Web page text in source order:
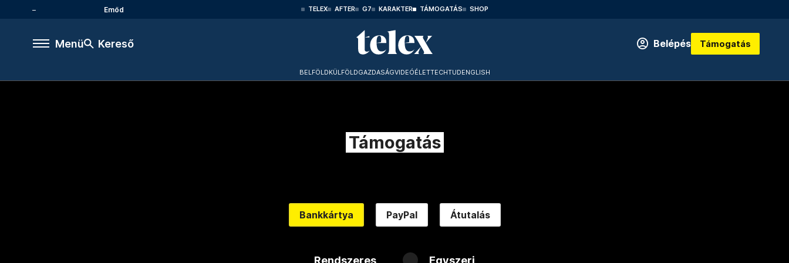
Emőd TELEX AFTER G7 KARAKTER TÁMOGATÁS SHOP
Menü Kereső Belépés Támogatás
BELFÖLDKÜLFÖLDGAZDASÁGVIDEÓÉLETTECHTUDENGLISH
Támogatás
Bankkártya PayPal Átutalás
Rendszeres Egyszeri